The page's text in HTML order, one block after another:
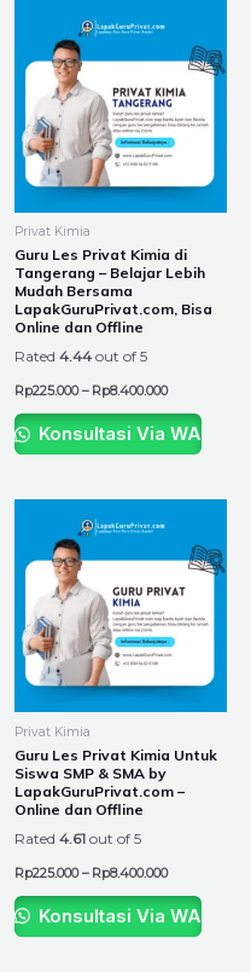
Privat Kimia
Guru Les Privat Kimia di
Tangerang – Belajar Lebih
Mudah Bersama
LapakGuruPrivat.com, Bisa
Online dan Offline
Rated 4.44 out of 5
Rp225.000 – Rp8.400.000
through
Rp8.400.000
has
multiple
variants.
The
may
chosen
on
the
Konsultasi Via WA
Privat Kimia
Guru Les Privat Kimia Untuk
Siswa SMP & SMA by
LapakGuruPrivat.com –
Online dan Offline
Rated 4.61 out of 5
Rp225.000 – Rp8.400.000
through
Rp8.400.000
has
multiple
variants.
The
options
may
chosen
Konsultasi Via WA